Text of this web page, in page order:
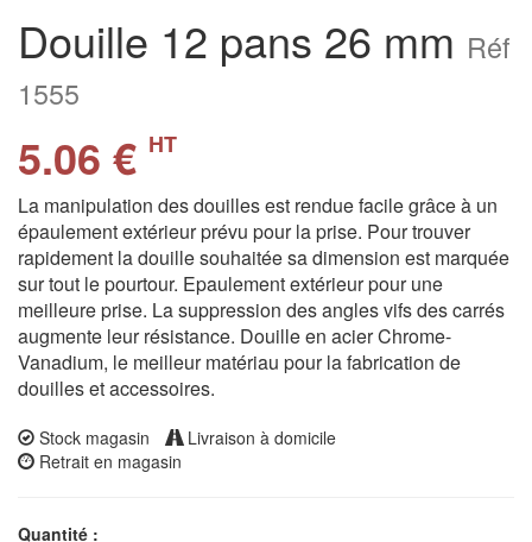
Douille 12 pans 26 mm Réf
1555
5.06 € HT
La manipulation des douilles est rendue facile grâce à un
épaulement extérieur prévu pour la prise. Pour trouver
rapidement la douille souhaitée sa dimension est marquée
sur tout le pourtour. Epaulement extérieur pour une
meilleure prise. La suppression des angles vifs des carrés
augmente leur résistance. Douille en acier Chrome-
Vanadium, le meilleur matériau pour la fabrication de
douilles et accessoires.
Stock magasin
Livraison à domicile
Retrait en magasin
Quantité :